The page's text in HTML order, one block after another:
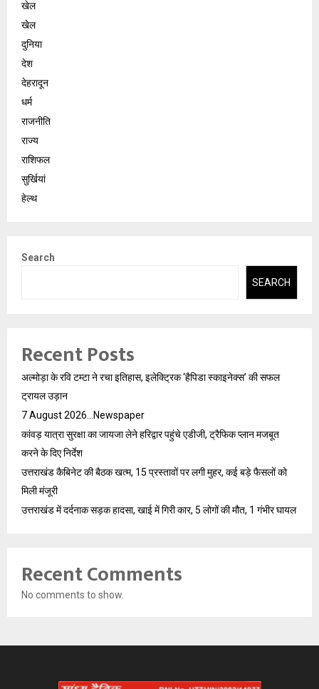
खेल
खेल
दुनिया
देश
देहरादून
धर्म
राजनीति
राज्य
राशिफल
सुर्खियां
हेल्थ
Search
SEARCH
Recent Posts
अल्मोड़ा के रवि टम्टा ने रचा इतिहास, इलेक्ट्रिक ‘हैपिडा स्काइनेक्स’ की सफल
ट्रायल उड़ान
7 August 2026…Newspaper
कांवड़ यात्रा सुरक्षा का जायजा लेने हरिद्वार पहुंचे एडीजी, ट्रैफिक प्लान मजबूत
करने के दिए निर्देश
उत्तराखंड कैबिनेट की बैठक खत्म, 15 प्रस्तावों पर लगी मुहर, कई बड़े फैसलों को
मिली मंजूरी
उत्तराखंड में दर्दनाक सड़क हादसा, खाई में गिरी कार, 5 लोगों की मौत, 1 गंभीर घायल
Recent Comments
No comments to show.